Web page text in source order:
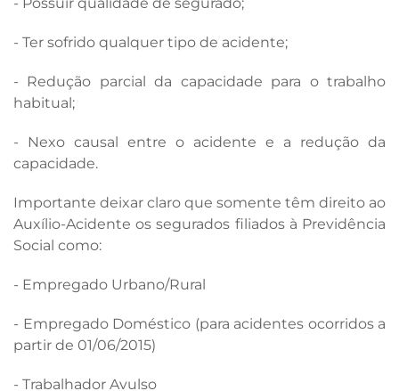
- Ter sofrido qualquer tipo de acidente;
- Redução parcial da capacidade para o trabalho
habitual;
- Nexo causal entre o acidente e a redução da
capacidade.
Importante deixar claro que somente têm direito ao
Auxílio-Acidente os segurados filiados à Previdência
Social como:
- Empregado Urbano/Rural
- Empregado Doméstico (para acidentes ocorridos a
partir de 01/06/2015)
- Trabalhador Avulso